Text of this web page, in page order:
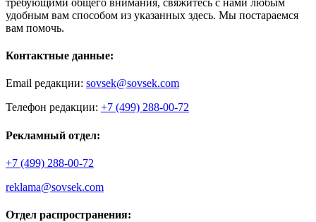
удобным вам способом из указанных здесь. Мы постараемся
вам помочь.
Контактные данные:
Email редакции: sovsek@sovsek.com
Телефон редакции: +7 (499) 288-00-72
Рекламный отдел:
+7 (499) 288-00-72
reklama@sovsek.com
Отдел распространения: